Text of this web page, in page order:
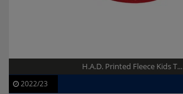
H.A.D. Printed Fleece Kids T...
2022/23